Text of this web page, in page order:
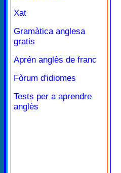
Xat
Gramàtica anglesa
gratis
Aprén anglès de franc
Fòrum d'idiomes
Tests per a aprendre
anglès